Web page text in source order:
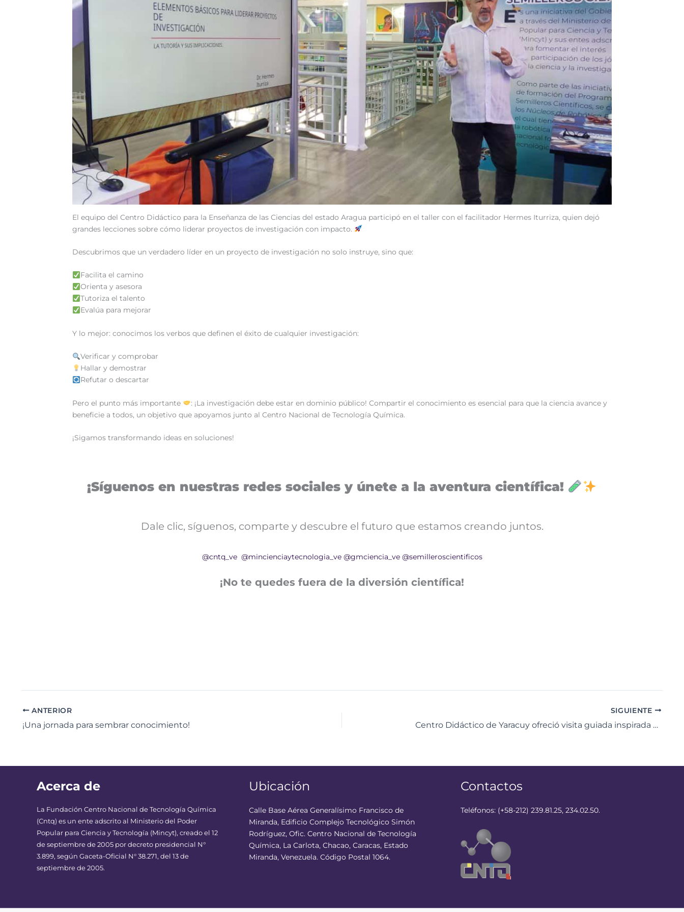
El equipo del Centro Didáctico para la Enseñanza de las Ciencias del estado Aragua participó en el taller con el facilitador Hermes Iturriza, quien dejó
grandes lecciones sobre cómo liderar proyectos de investigación con impacto.
Descubrimos que un verdadero líder en un proyecto de investigación no solo instruye, sino que:
Facilita el camino
Orienta y asesora
Tutoriza el talento
Evalúa para mejorar
Y lo mejor: conocimos los verbos que definen el éxito de cualquier investigación:
Verificar y comprobar
Hallar y demostrar
Refutar o descartar
Pero el punto más importante
: ¡La investigación debe estar en dominio público! Compartir el conocimiento es esencial para que la ciencia avance y
beneficie a todos, un objetivo que apoyamos junto al Centro Nacional de Tecnología Química.
¡Sigamos transformando ideas en soluciones!
¡Síguenos en nuestras redes sociales y únete a la aventura científica!
Dale clic, síguenos, comparte y descubre el futuro que estamos creando juntos.
@cntq_ve @mincienciaytecnologia_ve @gmciencia_ve @semilleroscientificos
¡No te quedes fuera de la diversión científica!
ANTERIOR
¡Una jornada para sembrar conocimiento!
SIGUIENTE
Centro Didáctico de Yaracuy ofreció visita guiada inspirada en la Sinapsis Científica
Acerca de
La Fundación Centro Nacional de Tecnología Química
(Cntq) es un ente adscrito al Ministerio del Poder
Popular para Ciencia y Tecnología (Mincyt), creado el 12
de septiembre de 2005 por decreto presidencial N°
3.899, según Gaceta-Oficial N° 38.271, del 13 de
septiembre de 2005.
Ubicación
Calle Base Aérea Generalísimo Francisco de
Miranda, Edificio Complejo Tecnológico Simón
Rodríguez, Ofic. Centro Nacional de Tecnología
Química, La Carlota, Chacao, Caracas, Estado
Miranda, Venezuela. Código Postal 1064.
Contactos
Teléfonos: (+58-212) 239.81.25, 234.02.50.